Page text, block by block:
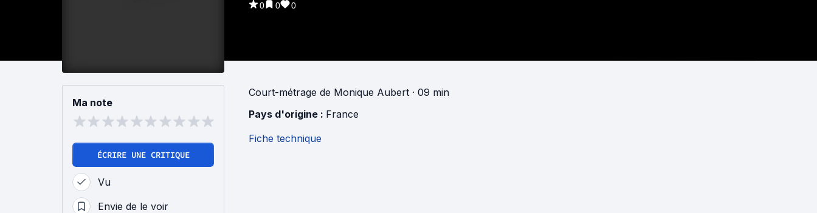
0 0 0
Ma note
ÉCRIRE UNE CRITIQUE
Vu
Envie de le voir
Court-métrage de Monique Aubert · 09 min
Pays d'origine : France
Fiche technique